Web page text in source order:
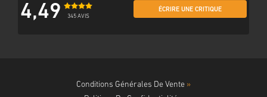
4,49 345 AVIS
ÉCRIRE UNE CRITIQUE
Conditions Générales De Vente »